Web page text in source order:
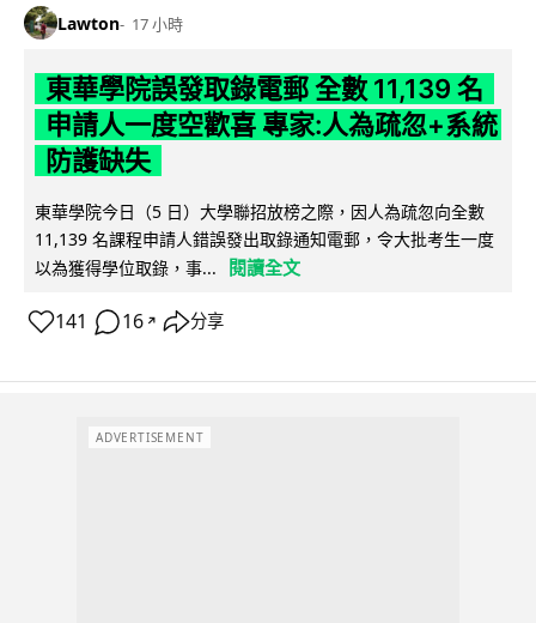
Lawton 17 小時
東華學院誤發取錄電郵 全數 11,139 名
申請人一度空歡喜 專家:人為疏忽+系統
防護缺失
東華學院今日（5 日）大學聯招放榜之際，因人為疏忽向全數
11,139 名課程申請人錯誤發出取錄通知電郵，令大批考生一度
以為獲得學位取錄，事...
閱讀全文
141 16 ↗ 分享
ADVERTISEMENT